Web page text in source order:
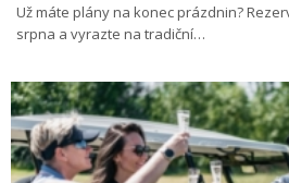
Už máte plány na konec prázdnin?
srpna a vyrazte na tradiční…